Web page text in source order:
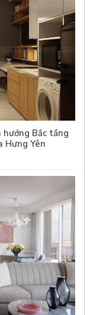
Bắc tầng
Hưng Yên